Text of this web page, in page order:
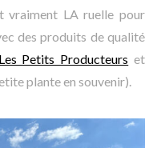
vraiment LA ruelle pour
des produits de qualité
Les Petits Producteurs et
plante en souvenir).